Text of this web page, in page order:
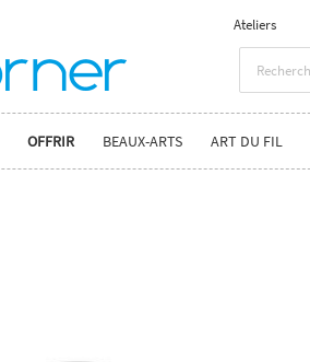
Ateliers
OFFRIR BEAUX-ARTS ART DU FIL